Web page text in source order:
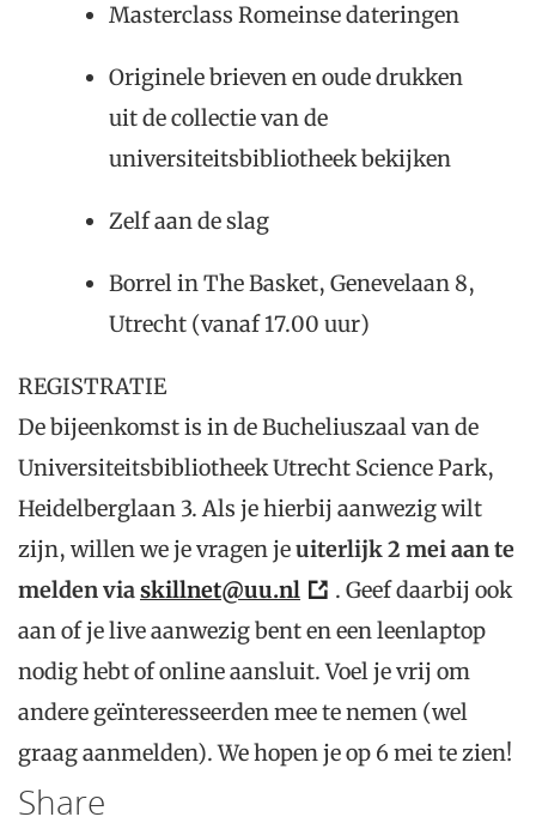
Masterclass Romeinse dateringen
Originele brieven en oude drukken
uit de collectie van de
universiteitsbibliotheek bekijken
Zelf aan de slag
Borrel in The Basket, Genevelaan 8,
Utrecht (vanaf 17.00 uur)
REGISTRATIE
De bijeenkomst is in de Bucheliuszaal van de
Universiteitsbibliotheek Utrecht Science Park,
Heidelberglaan 3. Als je hierbij aanwezig wilt
zijn, willen we je vragen jeuiterlijk 2 mei aan te
melden viaskillnet@uu.nl
. Geef daarbij ook
aan of je live aanwezig bent en een leenlaptop
nodig hebt of online aansluit. Voel je vrij om
andere geïnteresseerden mee te nemen (wel
graag aanmelden). We hopen je op 6 mei te zien!
Share